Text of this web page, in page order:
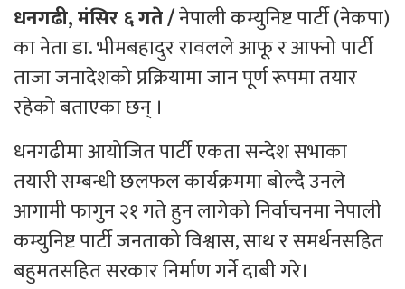
धनगढी, मंसिर ६ गते /नेपाली कम्युनिष्ट पार्टी (नेकपा)
का नेता डा. भीमबहादुर रावलले आफू र आफ्नो पार्टी
ताजा जनादेशको प्रक्रियामा जान पूर्ण रूपमा तयार
रहेको बताएका छन् ।
धनगढीमा आयोजित पार्टी एकता सन्देश सभाका
तयारी सम्बन्धी छलफल कार्यक्रममा बोल्दै उनले
आगामी फागुन २१ गते हुन लागेको निर्वाचनमा नेपाली
कम्युनिष्ट पार्टी जनताको विश्वास, साथ र समर्थनसहित
बहुमतसहित सरकार निर्माण गर्ने दाबी गरे।